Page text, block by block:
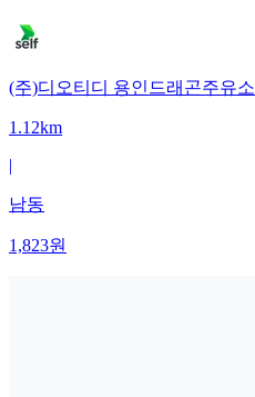
(주)디오티디 용인드래곤주유소
1.12km
|
남동
1,823원